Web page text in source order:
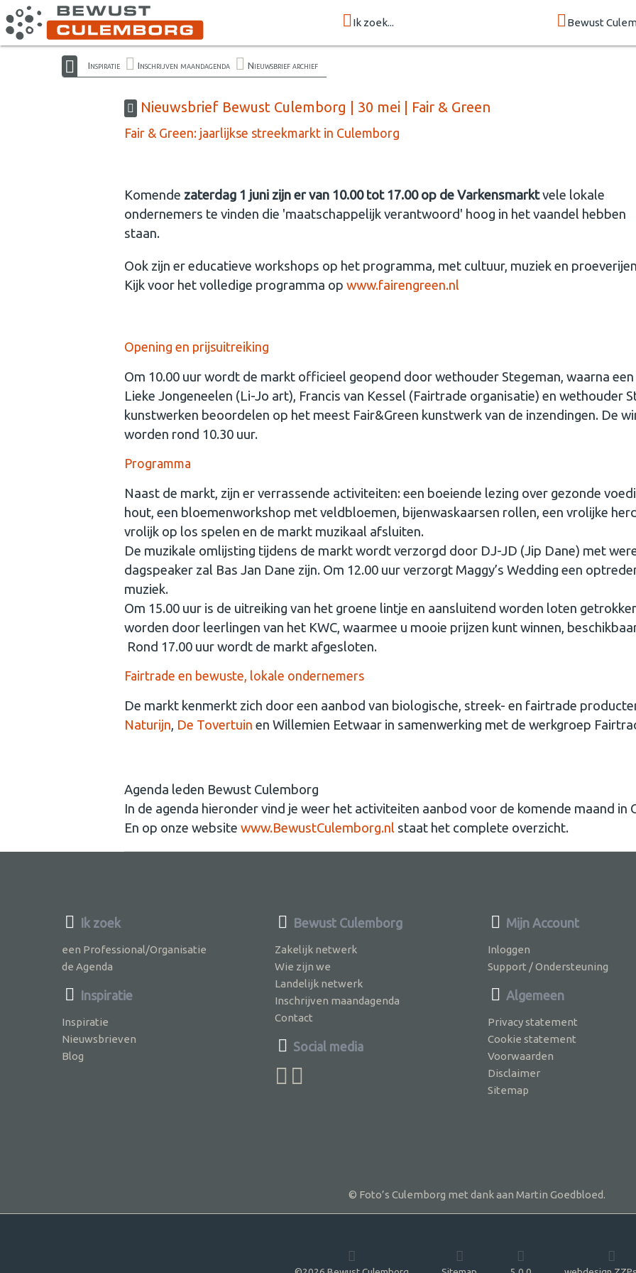
Ik zoek... Bewust
Inspiratie Inschrijven maandagenda Nieuwsbrief archief
Nieuwsbrief Bewust Culemborg | 30 mei | Fair & Green
Fair & Green: jaarlijkse streekmarkt in Culemborg
Komende zaterdag 1 juni zijn er van 10.00 tot 17.00 op de Varkensmarktvele lokale
ondernemers te vinden die 'maatschappelijk verantwoord' hoog in het vaandel hebben
staan.
Ook zijn er educatieve workshops op het programma, met cultuur, muziek en
Kijk voor het volledige programma op www.fairengreen.nl
Opening en prijsuitreiking
Om 10.00 uur wordt de markt officieel geopend door wethouder Stegeman, waarna
Lieke Jongeneelen (Li-Jo art), Francis van Kessel (Fairtrade organisatie) en wethouder
kunstwerken beoordelen op het meest Fair&Green kunstwerk van de inzendingen. De
worden rond 10.30 uur.
Programma
Naast de markt, zijn er verrassende activiteiten: een boeiende lezing over gezonde
hout, een bloemenworkshop met veldbloemen, bijenwaskaarsen rollen, een vrolijke
vrolijk op los spelen en de markt muzikaal afsluiten.
De muzikale omlijsting tijdens de markt wordt verzorgd door DJ-JD (Jip Dane) met
dagspeaker zal Bas Jan Dane zijn. Om 12.00 uur verzorgt Maggy’s Wedding een
muziek.
Om 15.00 uur is de uitreiking van het groene lintje en aansluitend worden loten
worden door leerlingen van het KWC, waarmee u mooie prijzen kunt winnen,
Rond 17.00 uur wordt de markt afgesloten.
Fairtrade en bewuste, lokale ondernemers
De markt kenmerkt zich door een aanbod van biologische, streek- en fairtrade
Naturijn, De Tovertuin en Willemien Eetwaar in samenwerking met de werkgroep
Agenda leden Bewust Culemborg
In de agenda hieronder vind je weer het activiteiten aanbod voor de komende maand in
En op onze website www.BewustCulemborg.nl staat het complete overzicht.
Ik zoek
een Professional/Organisatie
de Agenda
Inspiratie
Inspiratie
Nieuwsbrieven
Blog
Bewust Culemborg
Zakelijk netwerk
Wie zijn we
Landelijk netwerk
Inschrijven maandagenda
Contact
Social media
Mijn Account
Inloggen
Support / Ondersteuning
Algemeen
Privacy statement
Cookie statement
Voorwaarden
Disclaimer
Sitemap
© Foto’s Culemborg met dank aan Martin Goedbloed.